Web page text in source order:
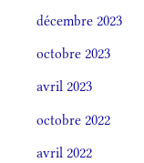
décembre 2023
octobre 2023
avril 2023
octobre 2022
avril 2022